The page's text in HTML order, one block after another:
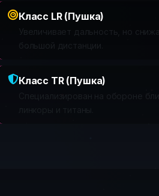
Класс LR (Пушка)
Увеличивает дальность, но
большой дистанции.
Класс TR (Пушка)